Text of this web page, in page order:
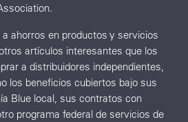
ahorros en productos y servicios
artículos interesantes que los
a distribuidores independientes,
los beneficios cubiertos bajo sus
Blue local, sus contratos con
programa federal de servicios de